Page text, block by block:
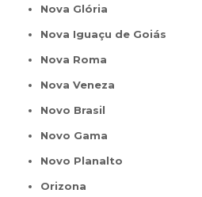
Nova Glória
Nova Iguaçu de Goiás
Nova Roma
Nova Veneza
Novo Brasil
Novo Gama
Novo Planalto
Orizona